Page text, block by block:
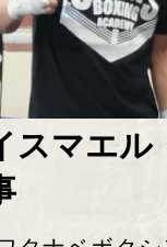
スマエル